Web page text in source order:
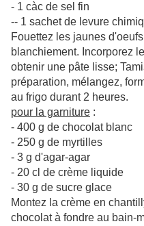
- 1 càc de sel fin
-- 1 sachet de levure
Fouettez les jaunes
blanchiement. Incorporez
obtenir une pâte lisse;
préparation, mélangez,
au frigo durant 2 heures.
pour la garniture :
- 400 g de chocolat blanc
- 250 g de myrtilles
- 3 g d'agar-agar
- 20 cl de crème liquide
- 30 g de sucre glace
Montez la crème en
chocolat à fondre au bain-